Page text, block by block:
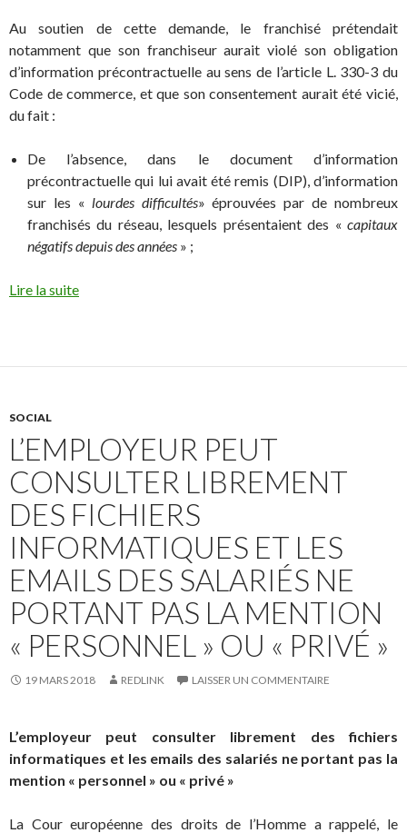
Au soutien de cette demande, le franchisé prétendait
notamment que son franchiseur aurait violé son obligation
d’information précontractuelle au sens de l’article L. 330-3 du
Code de commerce, et que son consentement aurait été vicié,
du fait :
De l’absence, dans le document d’information
précontractuelle qui lui avait été remis (DIP), d’information
sur les « lourdes difficultés» éprouvées par de nombreux
franchisés du réseau, lesquels présentaient des « capitaux
négatifs depuis des années » ;
Lire la suite
SOCIAL
L’EMPLOYEUR PEUT
CONSULTER LIBREMENT
DES FICHIERS
INFORMATIQUES ET LES
EMAILS DES SALARIÉS NE
PORTANT PAS LA MENTION
« PERSONNEL » OU « PRIVÉ »
19 MARS 2018 REDLINK LAISSER UN COMMENTAIRE
L’employeur peut consulter librement des fichiers
informatiques et les emails des salariés ne portant pas la
mention « personnel » ou « privé »
La Cour européenne des droits de l’Homme a rappelé, le